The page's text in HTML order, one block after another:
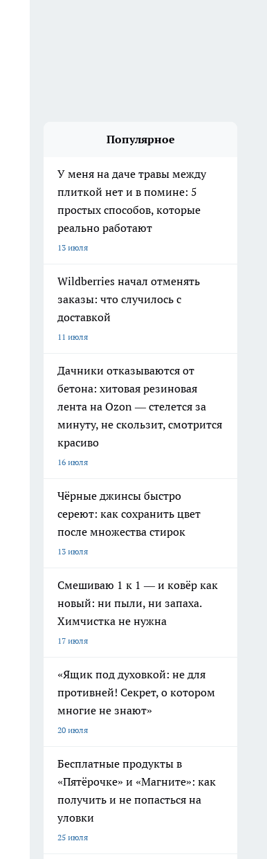
Популярное
У меня на даче травы между
плиткой нет и в помине: 5
простых способов, которые
реально работают
13 июля
Wildberries начал отменять
заказы: что случилось с
доставкой
11 июля
Дачники отказываются от
бетона: хитовая резиновая
лента на Ozon — стелется за
минуту, не скользит, смотрится
красиво
16 июля
Чёрные джинсы быстро
сереют: как сохранить цвет
после множества стирок
13 июля
Смешиваю 1 к 1 — и ковёр как
новый: ни пыли, ни запаха.
Химчистка не нужна
17 июля
«Ящик под духовкой: не для
противней! Секрет, о котором
многие не знают»
20 июля
Бесплатные продукты в
«Пятёрочке» и «Магните»: как
получить и не попасться на
уловки
25 июля